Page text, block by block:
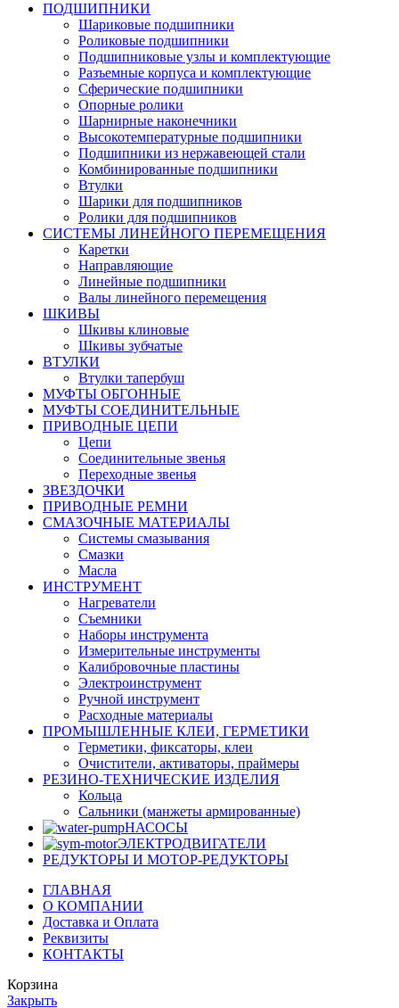
ПОДШИПНИКИ
Шариковые подшипники
Роликовые подшипники
Подшипниковые узлы и комплектующие
Разъемные корпуса и комплектующие
Сферические подшипники
Опорные ролики
Шарнирные наконечники
Высокотемпературные подшипники
Подшипники из нержавеющей стали
Комбинированные подшипники
Втулки
Шарики для подшипников
Ролики для подшипников
СИСТЕМЫ ЛИНЕЙНОГО ПЕРЕМЕЩЕНИЯ
Каретки
Направляющие
Линейные подшипники
Валы линейного перемещения
ШКИВЫ
Шкивы клиновые
Шкивы зубчатые
ВТУЛКИ
Втулки тапербуш
МУФТЫ ОБГОННЫЕ
МУФТЫ СОЕДИНИТЕЛЬНЫЕ
ПРИВОДНЫЕ ЦЕПИ
Цепи
Соединительные звенья
Переходные звенья
ЗВЕЗДОЧКИ
ПРИВОДНЫЕ РЕМНИ
СМАЗОЧНЫЕ МАТЕРИАЛЫ
Системы смазывания
Смазки
Масла
ИНСТРУМЕНТ
Нагреватели
Съемники
Наборы инструмента
Измерительные инструменты
Калибровочные пластины
Электроинструмент
Ручной инструмент
Расходные материалы
ПРОМЫШЛЕННЫЕ КЛЕИ, ГЕРМЕТИКИ
Герметики, фиксаторы, клеи
Очистители, активаторы, праймеры
РЕЗИНО-ТЕХНИЧЕСКИЕ ИЗДЕЛИЯ
Кольца
Сальники (манжеты армированные)
НАСОСЫ
ЭЛЕКТРОДВИГАТЕЛИ
РЕДУКТОРЫ И МОТОР-РЕДУКТОРЫ
ГЛАВНАЯ
О КОМПАНИИ
Доставка и Оплата
Реквизиты
КОНТАКТЫ
Корзина
Закрыть